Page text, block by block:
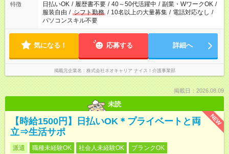
特徴 日払いOK / 履歴書不要 / 40～50代活躍中 / 副業・WワークOK /
服装自由 / シフト勤務 / 10名以上の大量募集 / 電話対応なし /
パソコンスキル不要
気になる！ 応募する 詳細へ
掲載元企業名 株式会社ネオキャリア ナイス！介護事業部
掲載日：2026.08.09
未読
NEW
【時給1500円】日払いOK＊プライベートと両
立⇒生活サポ
派遣 職種未経験OK 社会人未経験OK
ブランクOK